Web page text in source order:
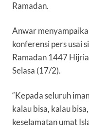
Ramadan.
Anwar
konferensi pers usai
Ramadan 1447
Selasa (17/2).
“Kepada seluruh
kalau bisa, kalau
keselamatan umat